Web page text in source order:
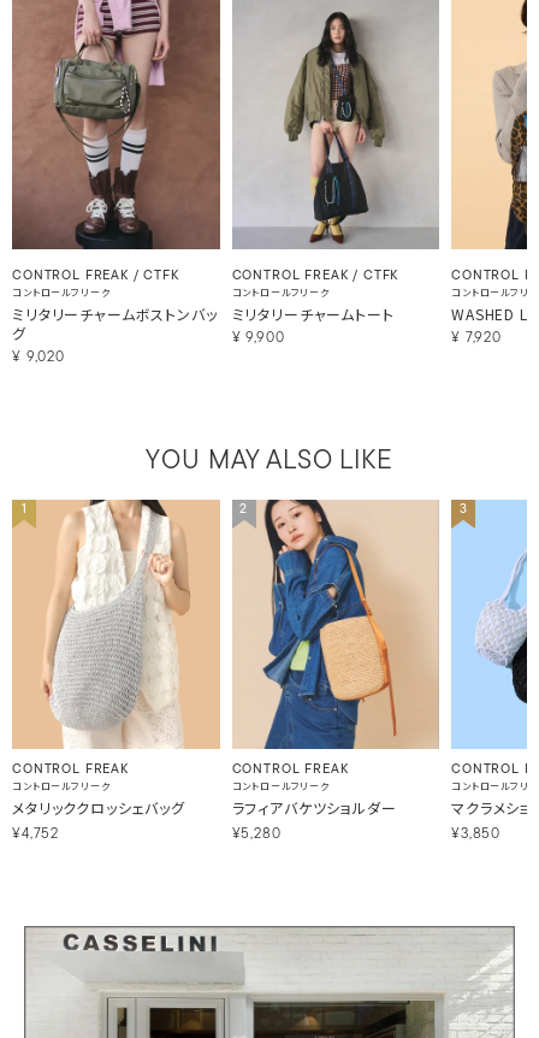
CONTROL FREAK / CTFK
コントロールフリーク
ミリタリーチャームボストンバッ
グ
¥ 9,020
CONTROL FREAK / CTFK
コントロールフリーク
ミリタリーチャームトート
¥ 9,900
CONTROL
コントロールフリ
WASHED
¥ 7,920
YOU MAY ALSO LIKE
1
CONTROL FREAK
コントロールフリーク
メタリッククロッシェバッグ
¥4,752
2
CONTROL FREAK
コントロールフリーク
ラフィアバケツショルダー
¥5,280
3
CONTROL
コントロールフリ
マクラメショ
¥3,850